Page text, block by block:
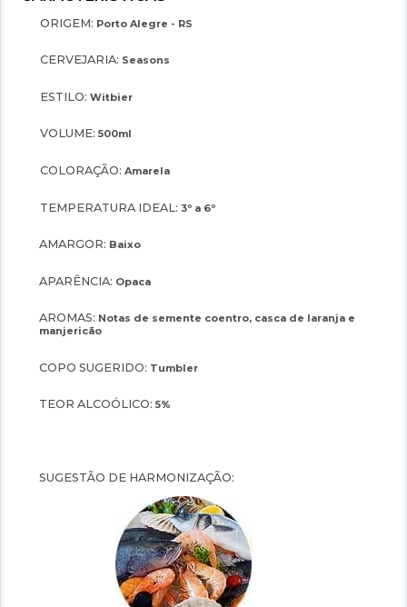
ORIGEM: Porto Alegre - RS
CERVEJARIA: Seasons
ESTILO: Witbier
VOLUME: 500ml
COLORAÇÃO: Amarela
TEMPERATURA IDEAL: 3º a 6º
AMARGOR: Baixo
APARÊNCIA: Opaca
AROMAS: Notas de semente coentro, casca de laranja e
manjericão
COPO SUGERIDO: Tumbler
TEOR ALCOÓLICO:5%
SUGESTÃO DE HARMONIZAÇÃO: